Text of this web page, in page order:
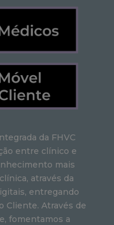
da FHVC
entre clínico e
mais
através da
entregando
Cliente. Através de
fomentamos a